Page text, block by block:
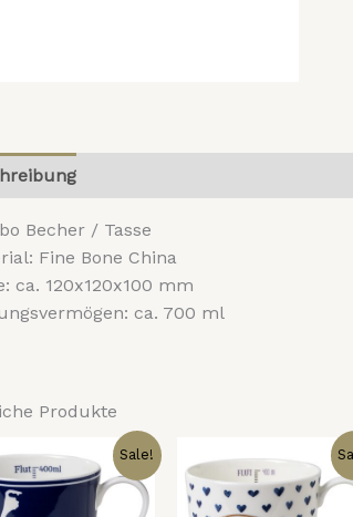
Becher / Tasse
Fine Bone China
ca. 120x120x100 mm
ca. 700 ml
Produkte
Sale!
Ursprünglicher
Preis
war:
15,00 €
Aktueller
Preis
ist:
10,00 €.
Preis
war:
15,50 €